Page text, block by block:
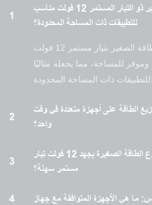
1
س: هل موزع الطاقة الصغير ذو التيار المستمر 12 فولت مناسب
للتطبيقات ذات المساحة المحدودة؟
ج: بالتأكيد! يتميز موزع الطاقة الصغير بتيار مستمر 12 فولت
للمساحة، مما يجعله مثاليًا
للتطبيقات ذات المساحة المحدودة.
2
الطاقة على أجهزة متعددة في وقت
واحد؟
3
س: هل عملية تركيب موزع الطاقة الصغيرة بجهد 12 فولت تيار
مستمر سهلة؟
4